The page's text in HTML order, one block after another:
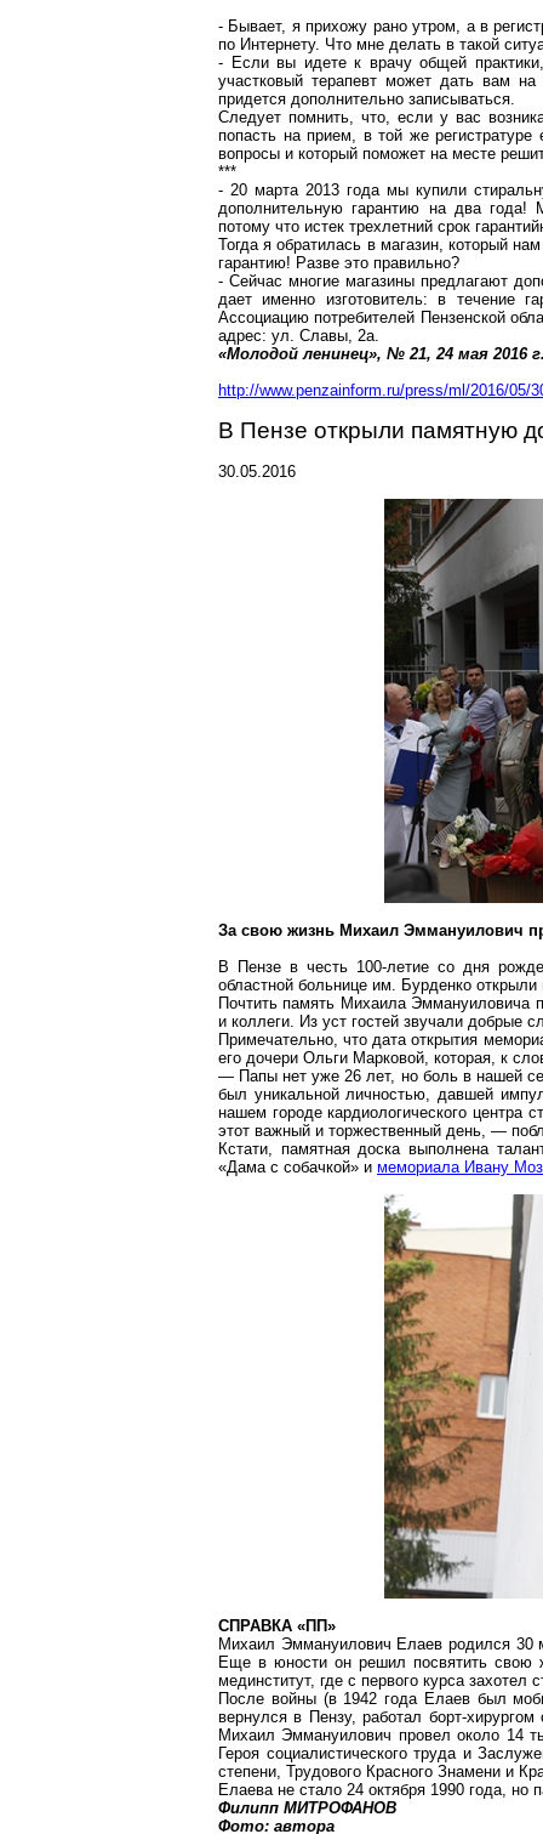
- Бывает, я прихожу рано утром, а в
по Интернету. Что мне делать в такой
- Если вы идете к врачу общей
участковый терапевт может дать вам на
придется дополнительно записываться.
Следует помнить, что, если у вас
попасть на прием, в той же регистратуре
вопросы и который поможет на месте
***
- 20 марта 2013 года мы купили
дополнительную гарантию на два года!
потому что истек трехлетний срок
Тогда я обратилась в магазин, который
гарантию! Разве это правильно?
- Сейчас многие магазины предлагают
дает именно изготовитель: в течение
Ассоциацию потребителей Пензенской
адрес: ул. Славы, 2а.
«Молодой ленинец», № 21, 24 мая2016 г
http://www.penzainform.ru/press/ml/2016/05/
В Пензе открыли памятную
30.05.2016
За свою жизнь Михаил Эммануилович
В Пензе в честь 100-летие со дня
областной больнице им. Бурденко
Почтить память Михаила Эммануиловича
и коллеги. Из уст гостей звучали добрые
Примечательно, что дата открытия
его дочери Ольги Марковой, которая, к
— Папы нет уже 26 лет, но боль в нашей
был уникальной личностью, давшей
нашем городе кардиологического центра
этот важный и торжественный день, —
Кстати, памятная доска выполнена
«Дама с собачкой» и мемориала Ивану
СПРАВКА «ПП»
Михаил Эммануилович Елаев родился 30
Еще в юности он решил посвятить свою
мединститут, где с первого курса захотел
После войны (в 1942 года Елаевбыл
вернулся в Пензу, работал борт-хирургом
Михаил Эммануилович провел около 14
Героя социалистического труда и
степени, Трудового Красного Знамени и
Елаеване стало 24 октября 1990 года, но
Филипп МИТРОФАНОВ
Фото: автора